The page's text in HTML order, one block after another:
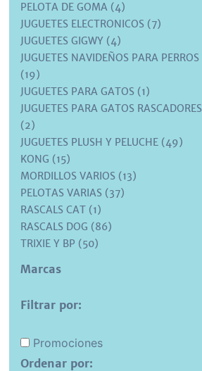
PELOTA DE GOMA (4)
JUGUETES ELECTRONICOS (7)
JUGUETES GIGWY (4)
JUGUETES NAVIDEÑOS PARA PERROS
(19)
JUGUETES PARA GATOS (1)
JUGUETES PARA GATOS RASCADORES
(2)
JUGUETES PLUSH Y PELUCHE (49)
KONG (15)
MORDILLOS VARIOS (13)
PELOTAS VARIAS (37)
RASCALS CAT (1)
RASCALS DOG (86)
TRIXIE Y BP (50)
Marcas
Filtrar por:
Promociones
Ordenar por: